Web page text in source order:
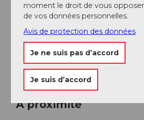
Nidwalden Tourismus
Organisation
Nidwalden Tourismus
A proximité
moment le droit de vous
de vos données personnelles.
Avis de protection des données
Je ne suis pas d’accord
Je suis d’accord